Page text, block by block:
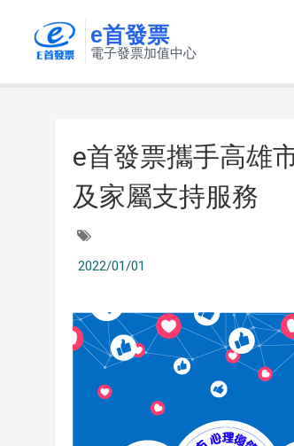
e首發票
電子發票加值中心
e首發票攜手高雄
及家屬支持服務
2022/01/01